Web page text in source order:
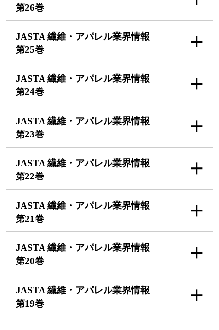
第26巻
JASTA 繊維・アパレル業界情報
第25巻
JASTA 繊維・アパレル業界情報
第24巻
JASTA 繊維・アパレル業界情報
第23巻
JASTA 繊維・アパレル業界情報
第22巻
JASTA 繊維・アパレル業界情報
第21巻
JASTA 繊維・アパレル業界情報
第20巻
JASTA 繊維・アパレル業界情報
第19巻